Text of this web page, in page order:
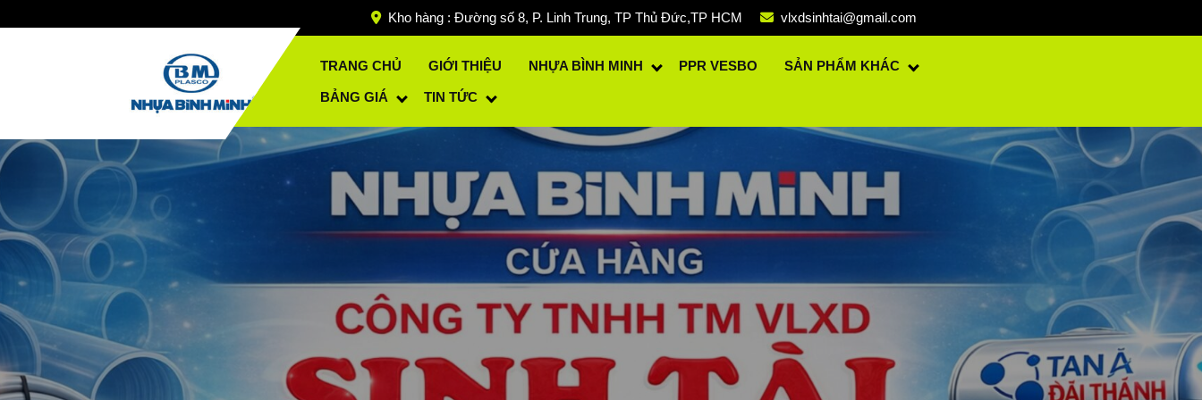
to
Kho hàng : Đường số 8, P. Linh Trung, TP Thủ Đức,TP HCM vlxdsinhtai@gmail.com
TRANG CHỦ GIỚI THIỆU NHỰA BÌNH MINH PPR VESBO SẢN PHẨM KHÁC
BẢNG GIÁ TIN TỨC